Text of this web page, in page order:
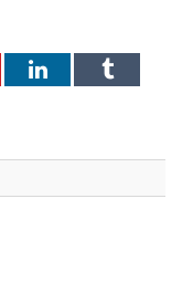
LinkedInTumblr